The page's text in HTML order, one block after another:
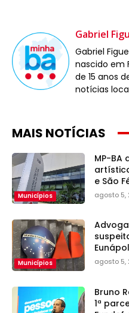
Gabriel
Gabriel
nascido em
de 15 anos
notícias
MAIS NOTÍCIAS
Municípios
MP-
e São
agosto 5,
Municípios agosto 5,
Bruno
1ª